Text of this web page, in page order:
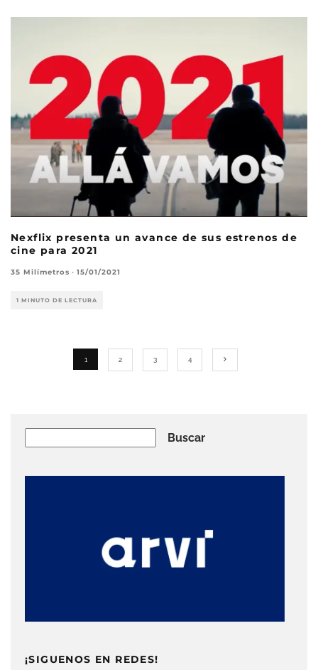
Nexflix presenta un avance de sus estrenos de
cine para 2021
35 Milímetros · 15/01/2021
1 MINUTO DE LECTURA
1 2 3 4
Buscar
¡SIGUENOS EN REDES!